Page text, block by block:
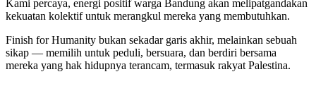
Kami percaya, energi positif warga Bandung akan melipatgandakan
kekuatan kolektif untuk merangkul mereka yang membutuhkan.
Finish for Humanity bukan sekadar garis akhir, melainkan sebuah
sikap — memilih untuk peduli, bersuara, dan berdiri bersama
mereka yang hak hidupnya terancam, termasuk rakyat Palestina.